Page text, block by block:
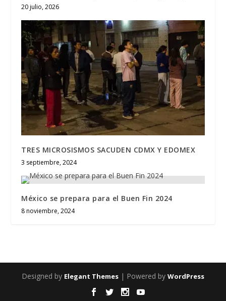
20 julio, 2026
TRES MICROSISMOS SACUDEN CDMX Y EDOMEX
3 septiembre, 2024
México se prepara para el Buen Fin 2024
8 noviembre, 2024
Designed by Elegant Themes | Powered by WordPress